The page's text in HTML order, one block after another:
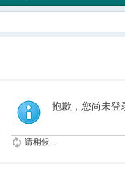
抱歉，您尚未登
请稍候...